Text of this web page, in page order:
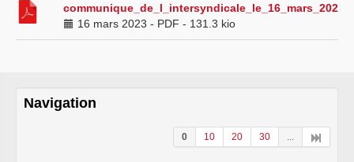
16 mars 2023 - PDF - 131.3 kio
Navigation
0 10 20 30 ...